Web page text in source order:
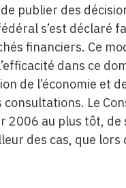
publier des
s’est déclaré
financiers. Ce
dans ce
de l’économie et
consultations. Le
2006 au plus tôt,
des cas, que